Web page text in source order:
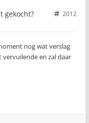
gekocht?
2012
nog wat verslag
en zal daar